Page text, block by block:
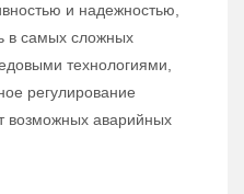
и надежностью,
в самых сложных
технологиями,
регулирование
возможных аварийных